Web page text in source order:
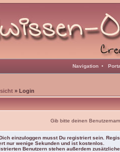
Navigation •
» Login
Gib bitte deinen
einzuloggen musst Du registriert sein.
nur wenige Sekunden und ist kostenlos.
Benutzern stehen außerdem zusätzliche